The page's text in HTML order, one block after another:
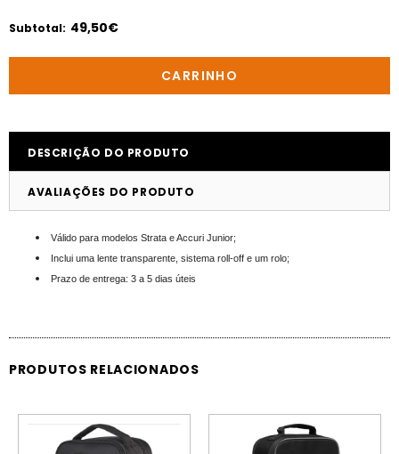
Subtotal: 49,50€
DESCRIÇÃO DO PRODUTO
AVALIAÇÕES DO PRODUTO
Válido para modelos Strata e Accuri Junior;
Inclui uma lente transparente, sistema roll-off e um rolo;
Prazo de entrega: 3 a 5 dias úteis
PRODUTOS RELACIONADOS